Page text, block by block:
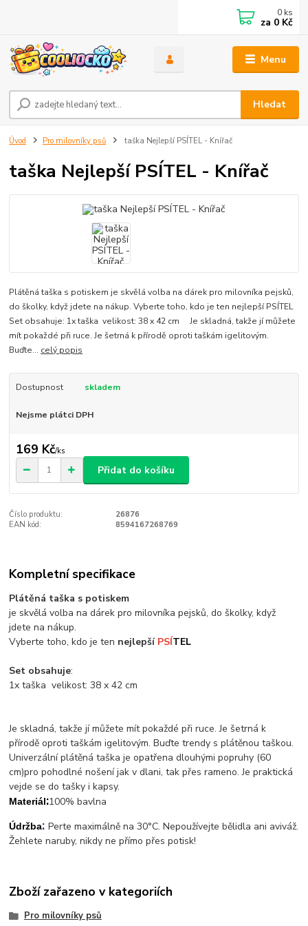
Menu
Hledat
0 ks
za 0 Kč
Úvod Pro milovníky psů taška Nejlepší PSÍTEL - Knířač
taška Nejlepší PSÍTEL - Knířač
Plátěná taška s potiskem je skvělá volba na dárek pro milovníka pejsků,
do školky, když jdete na nákup. Vyberte toho, kdo je ten nejlepší PSÍTEL
Set obsahuje: 1x taška velikost: 38 x 42 cm Je skladná, takže jí můžete
mít pokaždé při ruce. Je šetrná k přírodě oproti taškám igelitovým.
Buďte... celý popis
Dostupnost skladem
Nejsme plátci DPH
169 Kč/ks
Přidat do košíku
Číslo produktu:
26876
EAN kód:
8594167268769
Kompletní specifikace
Plátěná taška s potiskem
je skvělá volba na dárek pro milovníka pejsků, do školky, když
jdete na nákup.
Vyberte toho, kdo je ten nejlepší PSÍTEL
Set obsahuje:
1x taška velikost: 38 x 42 cm
Je skladná, takže jí můžete mít pokaždé při ruce. Je šetrná k
přírodě oproti taškám igelitovým. Buďte trendy s plátěnou taškou.
Univerzální plátěná taška je opatřena dlouhými popruhy (60
cm)pro pohodlné nošení jak v dlani, tak přes rameno. Je praktická
vejde se do tašky i kapsy.
Materiál:100% bavlna
Údržba:Perte maximálně na 30°C. Nepoužívejte bělidla ani aviváž.
Žehlete naruby, nikdy ne přímo přes potisk!
Zboží zařazeno v kategoriích
Pro milovníky psů